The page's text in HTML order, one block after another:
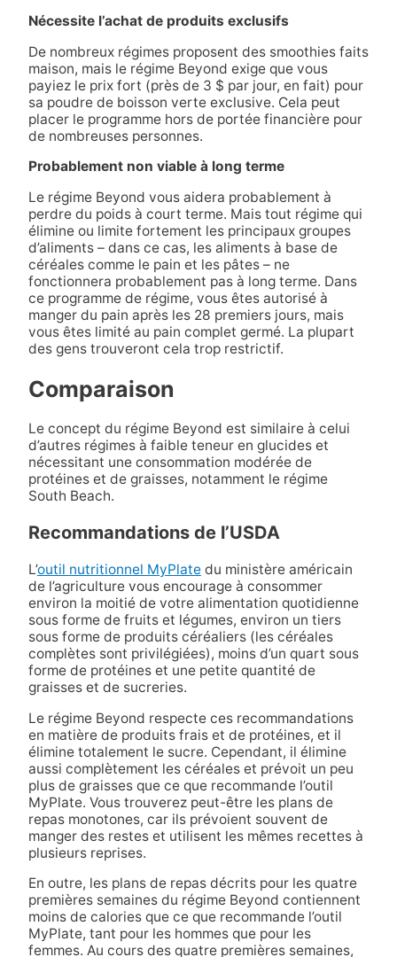
Nécessite l’achat de produits exclusifs
De nombreux régimes proposent des smoothies faits
maison, mais le régime Beyond exige que vous
payiez le prix fort (près de 3 $ par jour, en fait) pour
sa poudre de boisson verte exclusive. Cela peut
placer le programme hors de portée financière pour
de nombreuses personnes.
Probablement non viable à long terme
Le régime Beyond vous aidera probablement à
perdre du poids à court terme. Mais tout régime qui
élimine ou limite fortement les principaux groupes
d’aliments – dans ce cas, les aliments à base de
céréales comme le pain et les pâtes – ne
fonctionnera probablement pas à long terme. Dans
ce programme de régime, vous êtes autorisé à
manger du pain après les 28 premiers jours, mais
vous êtes limité au pain complet germé. La plupart
des gens trouveront cela trop restrictif.
Comparaison
Le concept du régime Beyond est similaire à celui
d’autres régimes à faible teneur en glucides et
nécessitant une consommation modérée de
protéines et de graisses, notamment le régime
South Beach.
Recommandations de l’USDA
L’outil nutritionnel MyPlatedu ministère américain
de l’agriculture vous encourage à consommer
environ la moitié de votre alimentation quotidienne
sous forme de fruits et légumes, environ un tiers
sous forme de produits céréaliers (les céréales
complètes sont privilégiées), moins d’un quart sous
forme de protéines et une petite quantité de
graisses et de sucreries.
Le régime Beyond respecte ces recommandations
en matière de produits frais et de protéines, et il
élimine totalement le sucre. Cependant, il élimine
aussi complètement les céréales et prévoit un peu
plus de graisses que ce que recommande l’outil
MyPlate. Vous trouverez peut-être les plans de
repas monotones, car ils prévoient souvent de
manger des restes et utilisent les mêmes recettes à
plusieurs reprises.
En outre, les plans de repas décrits pour les quatre
premières semaines du régime Beyond contiennent
moins de calories que ce que recommande l’outil
MyPlate, tant pour les hommes que pour les
femmes. Au cours des quatre premières semaines,